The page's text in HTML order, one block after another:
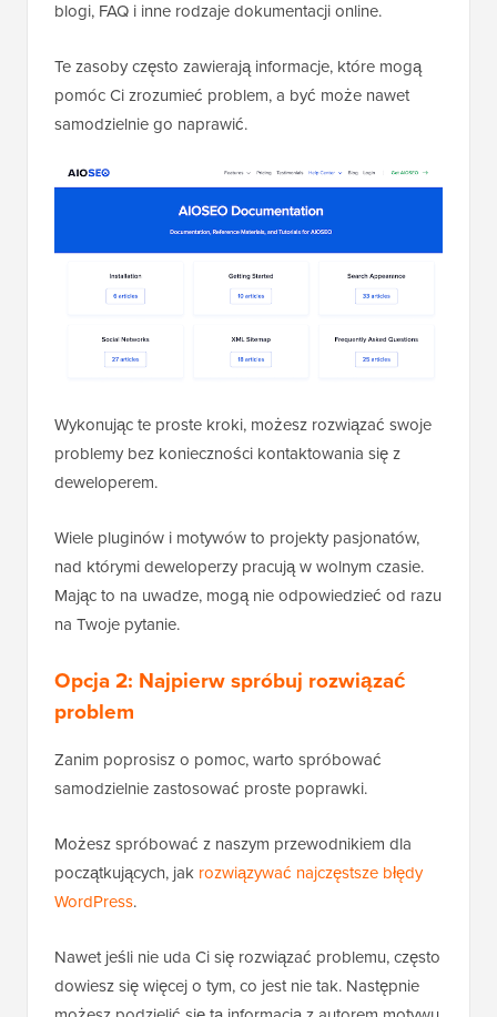
blogi, FAQ i inne rodzaje dokumentacji online.
Te zasoby często zawierają informacje, które mogą
pomóc Ci zrozumieć problem, a być może nawet
samodzielnie go naprawić.
Wykonując te proste kroki, możesz rozwiązać swoje
problemy bez konieczności kontaktowania się z
deweloperem.
Wiele pluginów i motywów to projekty pasjonatów,
nad którymi deweloperzy pracują w wolnym czasie.
Mając to na uwadze, mogą nie odpowiedzieć od razu
na Twoje pytanie.
Opcja 2: Najpierw spróbuj rozwiązać
problem
Zanim poprosisz o pomoc, warto spróbować
samodzielnie zastosować proste poprawki.
Możesz spróbować z naszym przewodnikiem dla
początkujących, jak rozwiązywać najczęstsze błędy
WordPress.
Nawet jeśli nie uda Ci się rozwiązać problemu, często
dowiesz się więcej o tym, co jest nie tak. Następnie